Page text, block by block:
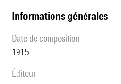
informations générales
date de composition
1915
éditeur